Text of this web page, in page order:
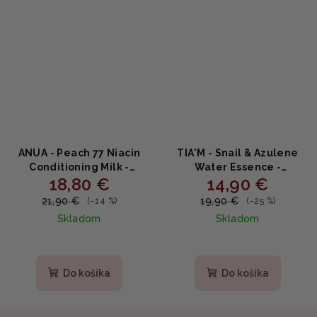
ANUA - Peach 77 Niacin
Conditioning Milk -
Hydratačné pleťové
mlieko s broskyňou,
niacínamidom a
ceramidmi 150ml
18,80 €
21,90 € (–14 %)
Skladom
produktu
Do košíka
TIA'M - Snail & Azulene
Water Essence -
Upokojujúca a
hydratačná esencia
14,90 €
19,90 € (–25 %)
Skladom
produktu
Do košíka